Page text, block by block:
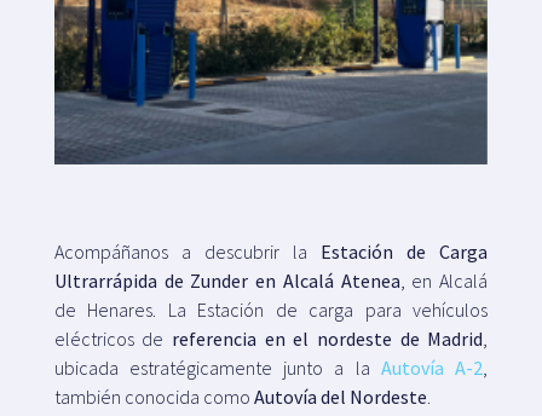
Mapa
Blog
Atención al cliente
Acompáñanos a descubrir la Estación de Carga
Ultrarrápida de Zunder en Alcalá Atenea, en Alcalá
de Henares. La Estación de carga para vehículos
eléctricos de referencia en el nordeste de Madrid,
ubicada estratégicamente junto a la Autovía A-2,
también conocida como Autovía del Nordeste.